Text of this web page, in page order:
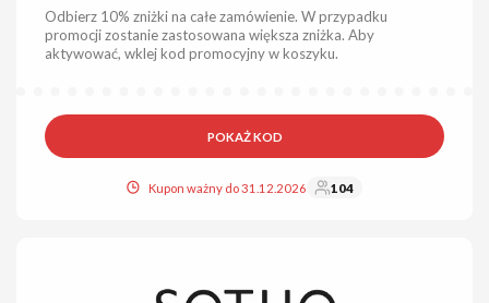
Odbierz 10% zniżki na całe zamówienie. W przypadku
promocji zostanie zastosowana większa zniżka. Aby
aktywować, wklej kod promocyjny w koszyku.
POKAŻ KOD
Kupon ważny do 31.12.2026 104